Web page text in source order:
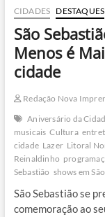
CIDADES DESTAQUES
São
Menos é
cidade
Redação Nova
Aniversário da
musicais Cultura
cidade Lazer Litoral
Reinaldinho
Sebastião shows em
São Sebastião se
comemoração ao